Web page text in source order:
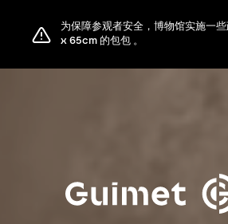
为保障参观者安全，博物馆实施一
x 65cm 的包包 。